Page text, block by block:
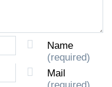
Name
(required)
Mail